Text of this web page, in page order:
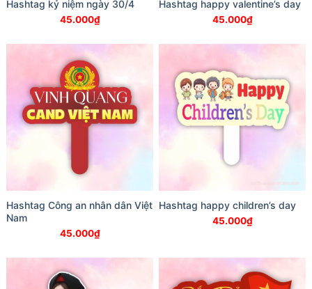
Hashtag kỷ niệm ngày 30/4
45.000₫
Hashtag happy valentine’s day
45.000₫
Hashtag Công an nhân dân Việt
Nam
45.000₫
Hashtag happy children’s day
45.000₫